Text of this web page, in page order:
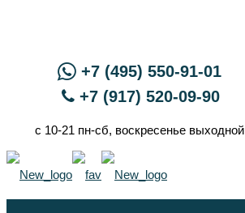
+7 (495) 550-91-01
+7 (917) 520-09-90
с 10-21 пн-сб, воскресенье выходной